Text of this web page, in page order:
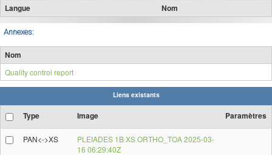
Langue Nom
Annexes:
Nom
Quality control report
Liens existants
Type Image Paramètres
PAN<->XS
PLEIADES 1B XS ORTHO_TOA 2025-03-
16 06:29:40Z